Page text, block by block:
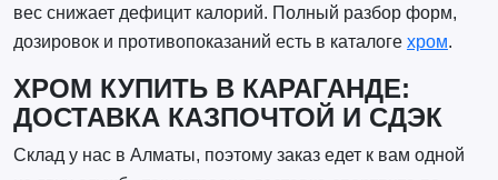
вес снижает дефицит калорий. Полный разбор форм,
дозировок и противопоказаний есть в каталоге хром.
ХРОМ КУПИТЬ В КАРАГАНДЕ:
ДОСТАВКА КАЗПОЧТОЙ И СДЭК
Склад у нас в Алматы, поэтому заказ едет к вам одной